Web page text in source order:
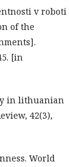
v roboti
of the
[in
in lithuanian
42(3),
World